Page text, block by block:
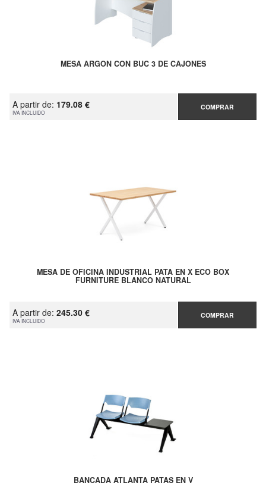
MESA ARGON CON BUC 3 DE CAJONES
A partir de: 179.08 €
IVA INCLUIDO
COMPRAR
MESA DE OFICINA INDUSTRIAL PATA EN X ECO BOX
FURNITURE BLANCO NATURAL
A partir de: 245.30 €
IVA INCLUIDO
COMPRAR
BANCADA ATLANTA PATAS EN V